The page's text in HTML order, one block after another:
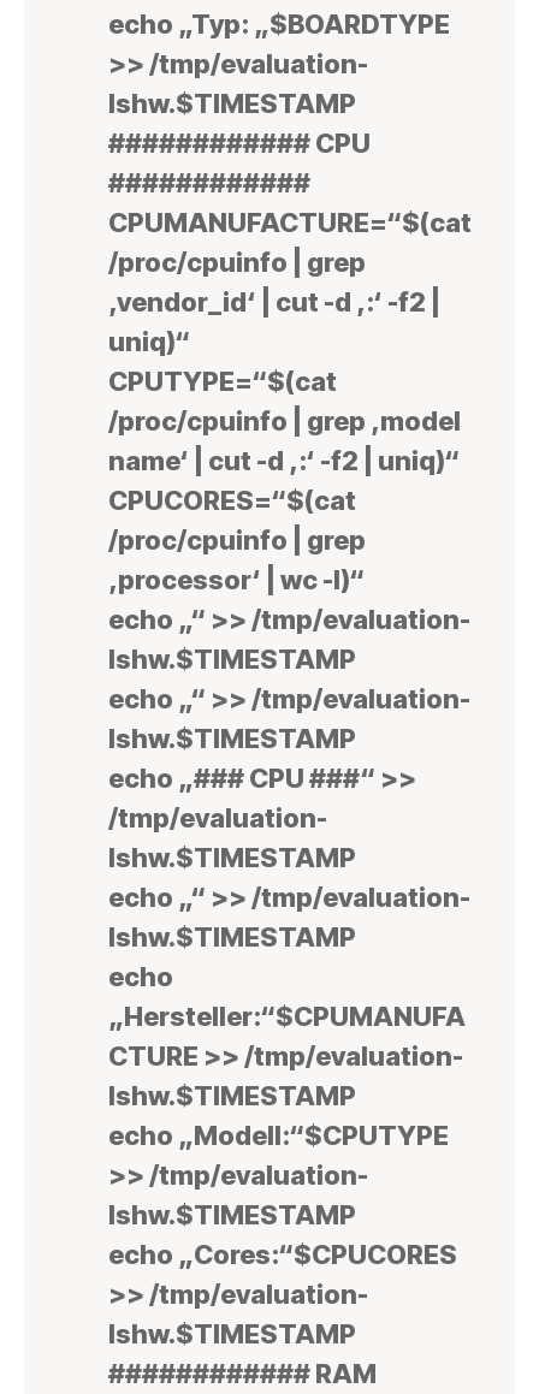
echo „Typ: „$BOARDTYPE
>> /tmp/evaluation-
lshw.$TIMESTAMP
############ CPU
############
CPUMANUFACTURE=“$(cat
/proc/cpuinfo | grep
‚vendor_id‘ | cut -d ‚:‘ -f2 |
uniq)“
CPUTYPE=“$(cat
/proc/cpuinfo | grep ‚model
name‘ | cut -d ‚:‘ -f2 | uniq)“
CPUCORES=“$(cat
/proc/cpuinfo | grep
‚processor‘ | wc -l)“
echo „“ >> /tmp/evaluation-
lshw.$TIMESTAMP
echo „“ >> /tmp/evaluation-
lshw.$TIMESTAMP
echo „### CPU ###“ >>
/tmp/evaluation-
lshw.$TIMESTAMP
echo „“ >> /tmp/evaluation-
lshw.$TIMESTAMP
echo
„Hersteller:“$CPUMANUFA
CTURE >> /tmp/evaluation-
lshw.$TIMESTAMP
echo „Modell:“$CPUTYPE
>> /tmp/evaluation-
lshw.$TIMESTAMP
echo „Cores:“$CPUCORES
>> /tmp/evaluation-
lshw.$TIMESTAMP
############ RAM